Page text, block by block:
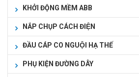
KHỞI ĐỘNG MỀM ABB
NẮP CHỤP CÁCH ĐIỆN
ĐẦU CÁP CO NGUỘI HẠ THẾ
PHỤ KIỆN ĐƯỜNG DÂY